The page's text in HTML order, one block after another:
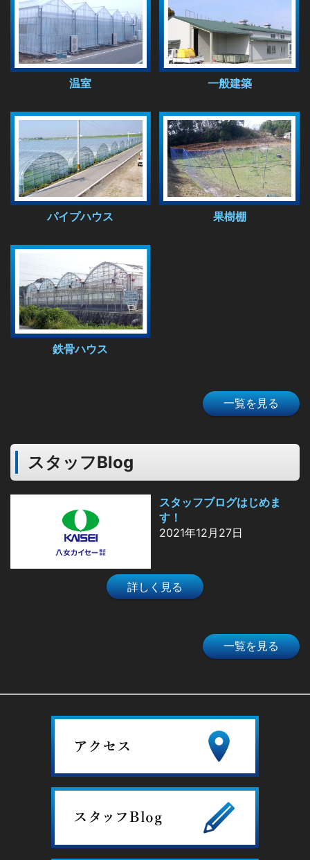
温室 一般建築
パイプハウス 果樹棚
鉄骨ハウス
一覧を見る
スタッフBlog
スタッフブログはじめま
す！
2021年12月27日
詳しく見る
一覧を見る